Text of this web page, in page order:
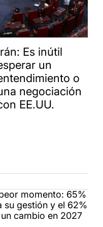
Es inútil
un
o
negociación
EE.UU.
momento: 65%
su gestión y el 62%
cambio en 2027